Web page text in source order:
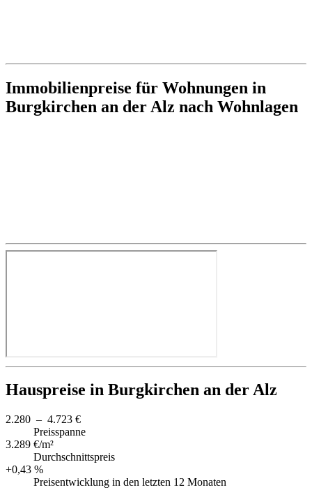
Immobilienpreise für Wohnungen in
Burgkirchen an der Alz nach Wohnlagen
Hauspreise in Burgkirchen an der Alz
2.280 – 4.723 €
Preisspanne
3.289 €/m²
Durchschnittspreis
+0,43 %
Preisentwicklung in den letzten 12 Monaten